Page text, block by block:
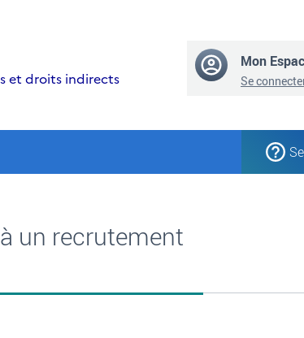
et droits indirects
Mon
Se
un recrutement